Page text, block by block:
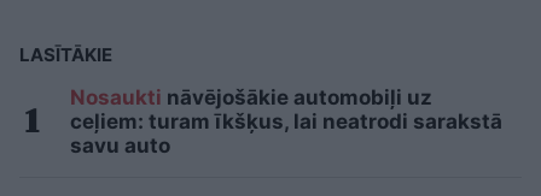
LASĪTĀKIE
Nosaukti nāvējošākie automobiļi uz
ceļiem: turam īkšķus, lai neatrodi sarakstā
savu auto